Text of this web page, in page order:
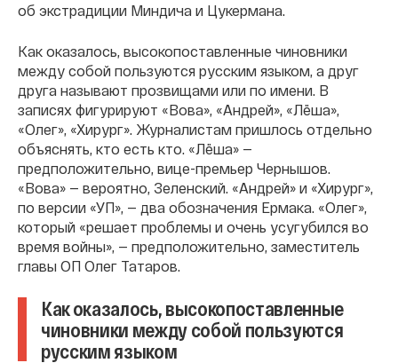
об экстрадиции Миндича и Цукермана.
Как оказалось, высокопоставленные чиновники
между собой пользуются русским языком, а друг
друга называют прозвищами или по имени. В
записях фигурируют «Вова», «Андрей», «Лëша»,
«Олег», «Хирург». Журналистам пришлось отдельно
объяснять, кто есть кто. «Лëша» —
предположительно, вице-премьер Чернышов.
«Вова» — вероятно, Зеленский. «Андрей» и «Хирург»,
по версии «УП», — два обозначения Ермака. «Олег»,
который «решает проблемы и очень усугубился во
время войны», — предположительно, заместитель
главы ОП Олег Татаров.
Как оказалось, высокопоставленные
чиновники между собой пользуются
русским языком